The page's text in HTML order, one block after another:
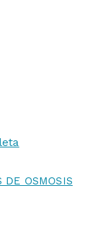
DE OSMOSIS